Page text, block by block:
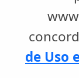
de Uso